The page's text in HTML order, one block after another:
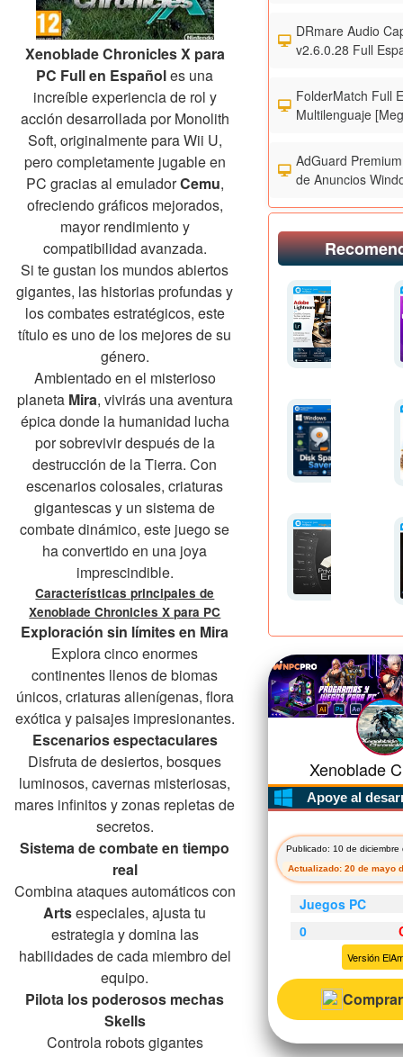
Xenoblade Chronicles X para
PC Full en Españoles una
increíble experiencia de rol y
acción desarrollada por Monolith
Soft, originalmente para Wii U,
pero completamente jugable en
PC gracias al emuladorCemu,
ofreciendo gráficos mejorados,
mayor rendimiento y
compatibilidad avanzada.
Si te gustan los mundos abiertos
gigantes, las historias profundas y
los combates estratégicos, este
título es uno de los mejores de su
género.
Ambientado en el misterioso
planeta Mira, vivirás una aventura
épica donde la humanidad lucha
por sobrevivir después de la
destrucción de la Tierra. Con
escenarios colosales, criaturas
gigantescas y un sistema de
combate dinámico, este juego se
ha convertido en una joya
imprescindible.
Características principales de
Xenoblade Chronicles X para PC
Exploración sin límites en Mira
Explora cinco enormes
continentes llenos de biomas
únicos, criaturas alienígenas, flora
exótica y paisajes impresionantes.
Escenarios espectaculares
Disfruta de desiertos, bosques
luminosos, cavernas misteriosas,
mares infinitos y zonas repletas de
secretos.
Sistema de combate en tiempo
real
Combina ataques automáticos con
Artsespeciales, ajusta tu
estrategia y domina las
habilidades de cada miembro del
equipo.
Pilota los poderosos mechas
Skells
Controla robots gigantes
DRmare Audio
v2.6.0.28 Full
FolderMatch Full
Multilenguaje
AdGuard
de Anuncios
Xenoblade
Apoye al
Publicado: 10 de
Actualizado: 20 de mayo
Juegos PC
0
Versión